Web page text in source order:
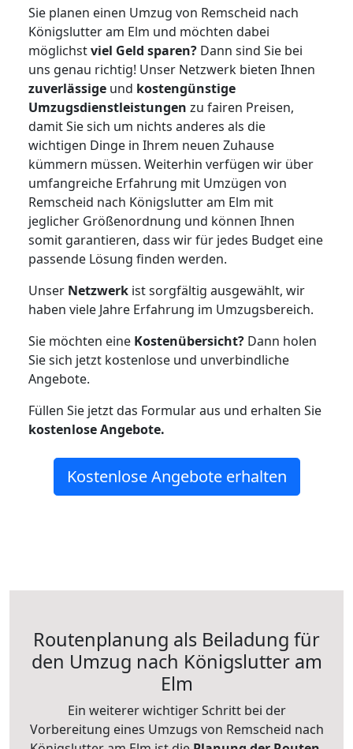
Sie planen einen Umzug von Remscheid nach
Königslutter am Elm und möchten dabei
möglichstviel Geld sparen? Dann sind Sie bei
uns genau richtig! Unser Netzwerk bieten Ihnen
zuverlässige und kostengünstige
Umzugsdienstleistungen zu fairen Preisen,
damit Sie sich um nichts anderes als die
wichtigen Dinge in Ihrem neuen Zuhause
kümmern müssen. Weiterhin verfügen wir über
umfangreiche Erfahrung mit Umzügen von
Remscheid nach Königslutter am Elm mit
jeglicher Größenordnung und können Ihnen
somit garantieren, dass wir für jedes Budget eine
passende Lösung finden werden.
Unser Netzwerk ist sorgfältig ausgewählt, wir
haben viele Jahre Erfahrung im Umzugsbereich.
Sie möchten eine Kostenübersicht? Dann holen
Sie sich jetzt kostenlose und unverbindliche
Angebote.
Füllen Sie jetzt das Formular aus und erhalten Sie
kostenloseAngebote.
Kostenlose Angebote erhalten
Routenplanung als Beiladung für
den Umzug nach Königslutter am
Elm
Ein weiterer wichtiger Schritt bei der
Vorbereitung eines Umzugs von Remscheid nach